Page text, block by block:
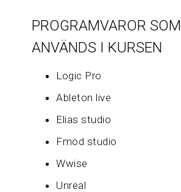
PROGRAMVAROR SOM
ANVÄNDS I KURSEN
Logic Pro
Ableton live
Elias studio
Fmod studio
Wwise
Unreal